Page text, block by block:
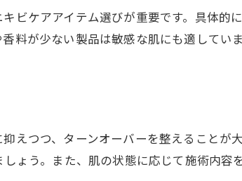
視のスキンケアがもたらす肌質変化
機能を支えるニキビケアの実践法
やすい美容法を使ったニキビ対策例
改善を助ける最新ニキビケア美容法とは
ビケアアイテム選びが重要です。具体的
料が少ない製品は敏感な肌にも適してい
えつつ、ターンオーバーを整えることが
ょう。また、肌の状態に応じて施術内